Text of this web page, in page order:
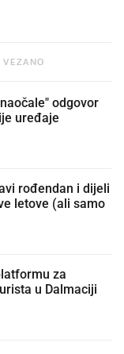
VEZANO
odgovor
uređaje
rođendan i dijeli
letove (ali samo
za
u Dalmaciji